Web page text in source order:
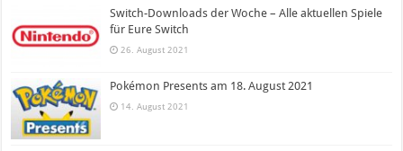
Switch-Downloads der Woche – Alle aktuellen Spiele
für Eure Switch
26. August 2021
Pokémon Presents am 18. August 2021
14. August 2021